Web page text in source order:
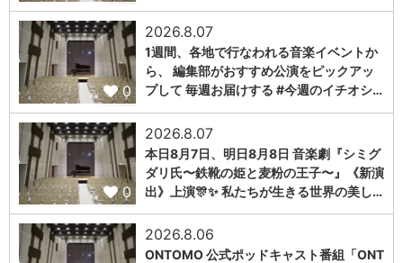
0
2026.8.07
1週間、各地で行なわれる音楽イベントか
ら、 編集部がおすすめ公演をピックアッ
プして 毎週お届けする #今週のイチオシ…
0
2026.8.07
本日8月7日、明日8月8日 音楽劇『シミグ
ダリ氏〜鉄靴の姫と麦粉の王子〜』《新演
出》上演🎊✨ 私たちが生きる世界の美し…
2026.8.06
ONTOMO 公式ポッドキャスト番組「ONT